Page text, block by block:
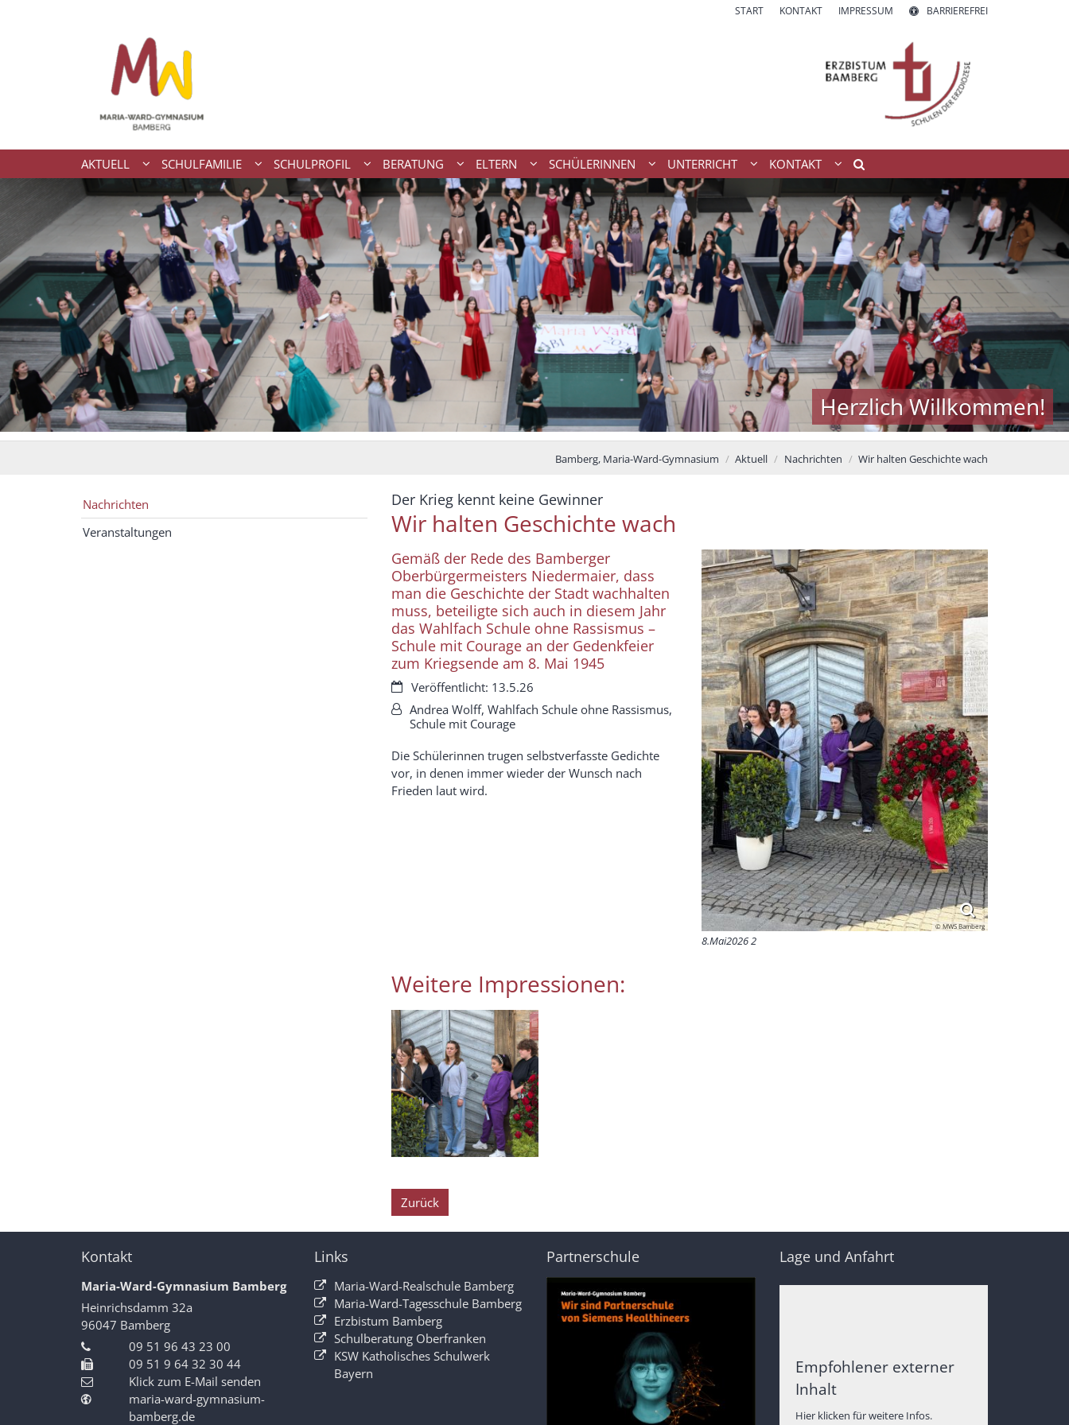
START KONTAKT IMPRESSUM BARRIEREFREI
AKTUELL SCHULFAMILIE SCHULPROFIL BERATUNG ELTERN SCHÜLERINNEN UNTERRICHT KONTAKT
Herzlich Willkommen!
Bamberg, Maria-Ward-Gymnasium Aktuell Nachrichten Wir halten Geschichte wach
Der Krieg kennt keine Gewinner:
Wir halten Geschichte wach
© MWS Bamberg
8.Mai2026 2
Gemäß der Rede des Bamberger
Oberbürgermeisters Niedermaier, dass
man die Geschichte der Stadt wachhalten
muss, beteiligte sich auch in diesem Jahr
das Wahlfach Schule ohne Rassismus –
Schule mit Courage an der Gedenkfeier
zum Kriegsende am 8. Mai 1945
Datum:Veröffentlicht: 13.5.26
Von:Andrea Wolff, Wahlfach Schule ohne Rassismus,
Schule mit Courage
Die Schülerinnen trugen selbstverfasste Gedichte
vor, in denen immer wieder der Wunsch nach
Frieden laut wird.
Weitere Impressionen:
Zurück
Nachrichten
Veranstaltungen
Kontakt
Maria-Ward-Gymnasium Bamberg
Heinrichsdamm 32a
96047 Bamberg
09 51 96 43 23 00
09 51 9 64 32 30 44
Klick zum E-Mail senden
maria-ward-gymnasium-
bamberg.de
Links
Maria-Ward-Realschule Bamberg
Maria-Ward-Tagesschule Bamberg
Erzbistum Bamberg
Schulberatung Oberfranken
KSW Katholisches Schulwerk
Bayern
Partnerschule Lage und Anfahrt
Empfohlener externer
Inhalt
Hier klicken für weitere Infos.